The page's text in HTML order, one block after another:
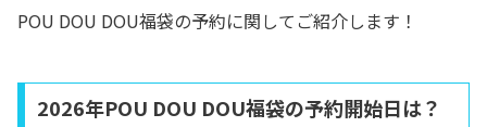
POU DOU DOU福袋の予約に関してご紹介します！
2026年POU DOU DOU福袋の予約開始日は？